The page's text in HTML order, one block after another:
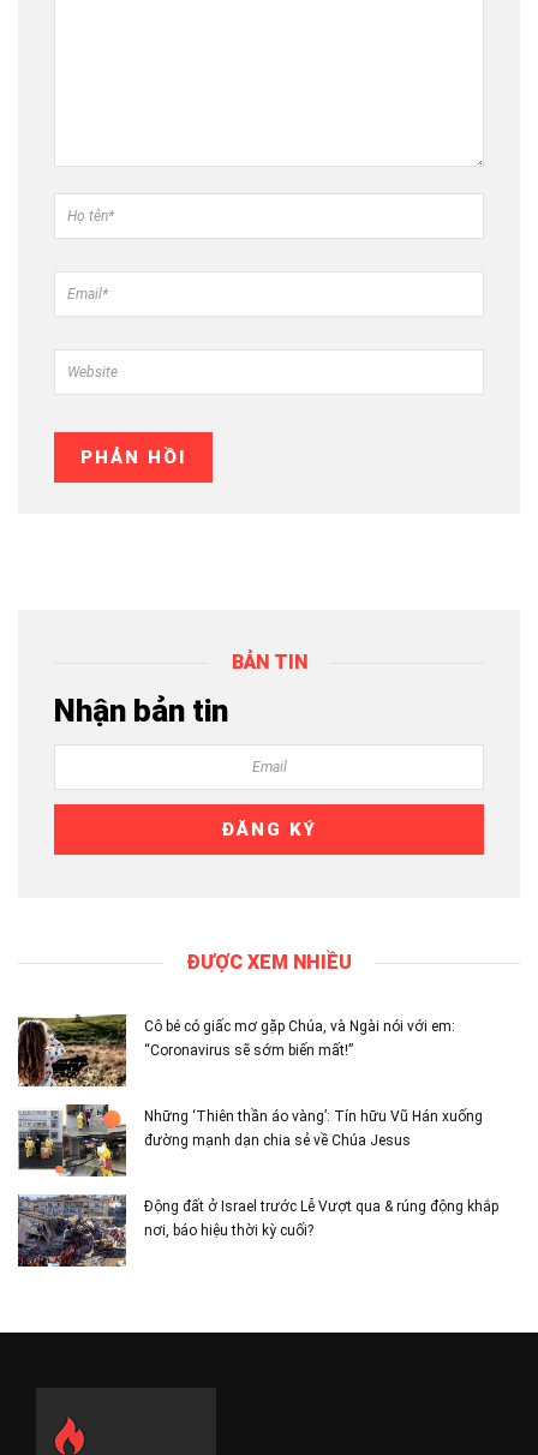
BẢN TIN
Nhận bản tin
ĐƯỢC XEM NHIỀU
Cô bé có giấc mơ gặp Chúa, và Ngài nói với em:
“Coronavirus sẽ sớm biến mất!”
Những ‘Thiên thần áo vàng’: Tín hữu Vũ Hán xuống
đường mạnh dạn chia sẻ về Chúa Jesus
Động đất ở Israel trước Lễ Vượt qua & rúng động khắp
nơi, báo hiệu thời kỳ cuối?